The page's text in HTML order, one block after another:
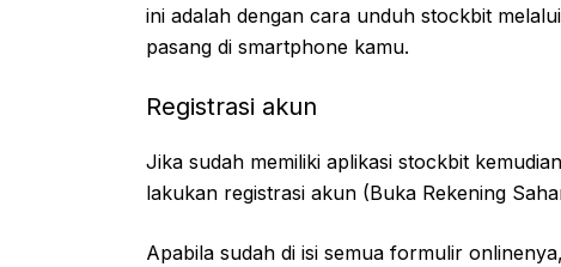
ini adalah dengan cara unduh stockbit
pasang di smartphone kamu.
Registrasi akun
Jika sudah memiliki aplikasi stockbit
lakukan registrasi akun (Buka Rekening
Apabila sudah di isi semua formulir